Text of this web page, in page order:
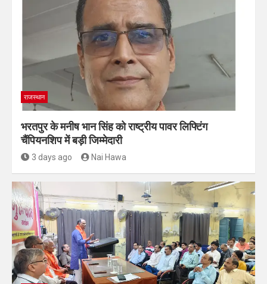
राजस्थान
भरतपुर के मनीष भान सिंह को राष्ट्रीय पावर लिफ्टिंग
चैंपियनशिप में बड़ी जिम्मेदारी
3 days ago Nai Hawa